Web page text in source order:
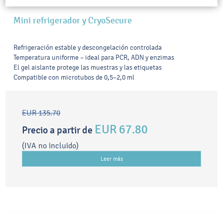
Mini refrigerador y CryoSecure
Refrigeración estable y descongelación controlada
Temperatura uniforme – ideal para PCR, ADN y enzimas
El gel aislante protege las muestras y las etiquetas
Compatible con microtubos de 0,5–2,0 ml
EUR 135.70
Precio a partir de EUR 67.80
(IVA no incluido)
Leer más